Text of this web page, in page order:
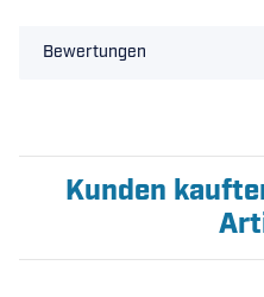
Bewertungen
Kunden